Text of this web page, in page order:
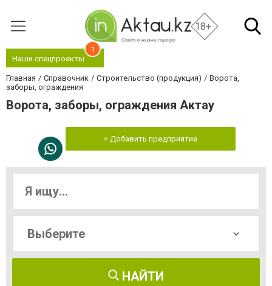
18+
Наши спецпроекты
1
Главная Справочник Строительство (продукция)
Ворота,
заборы, ограждения
Ворота, заборы, ограждения Актау
+ Добавить предприятие
НАЙТИ